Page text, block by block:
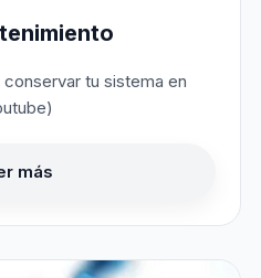
tu sistema en
más